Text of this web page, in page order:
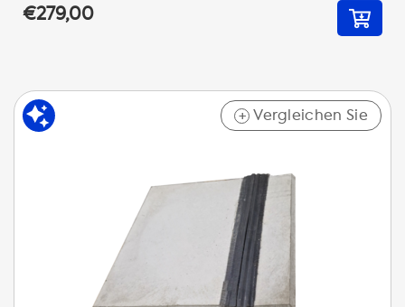
€279,00
+ Vergleichen Sie